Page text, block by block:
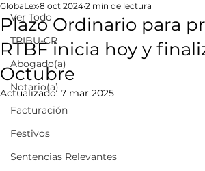
Ver Todo
TRIBU-CR
Abogado(a)
Notario(a)
Facturación
Festivos
Sentencias Relevantes
Plazo Ordinario para
RTBF inicia hoy y
Octubre
GlobaLex 8 oct 2024 2 min de lectura
Actualizado: 7 mar 2025